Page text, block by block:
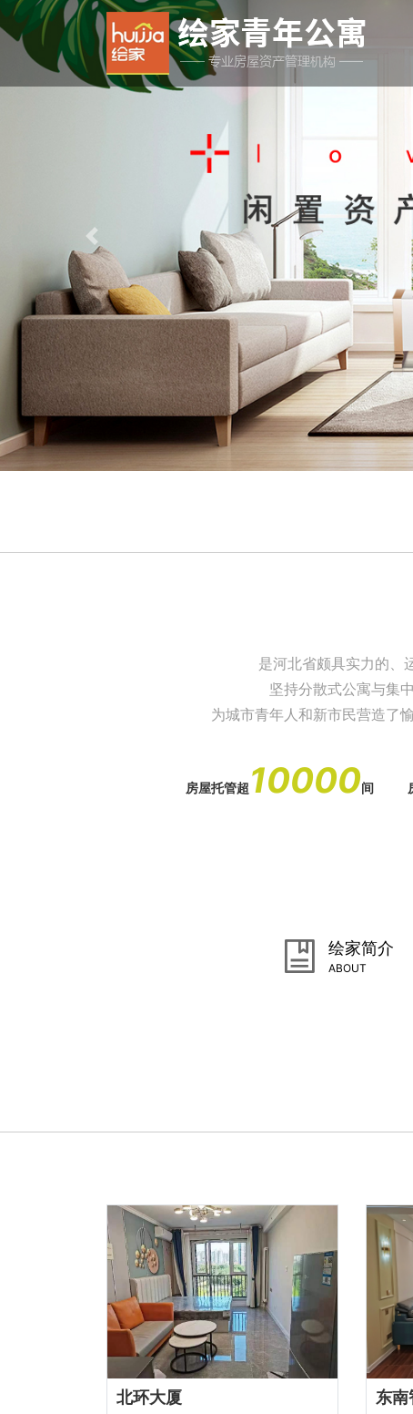
Previous
是河北省颇具实力的、
坚持分散式公寓与集
为城市青年人和新市民营造了
房屋托管超 10000间
绘家简介
ABOUT
北环大厦 东南